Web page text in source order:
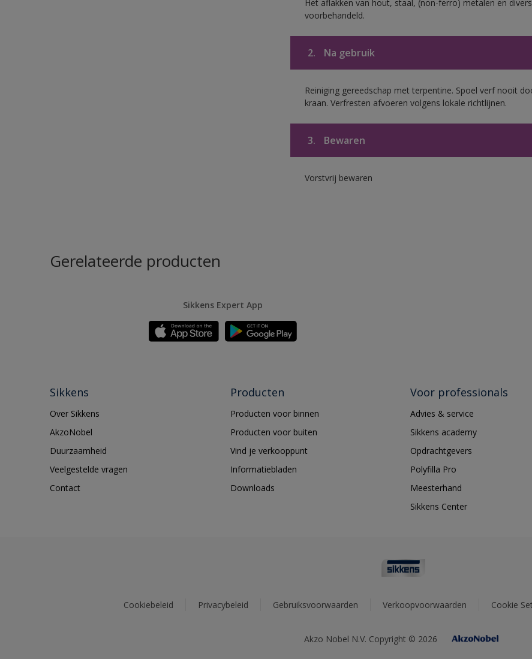
Het aflakken van hout, staal, (non-ferro) metalen en
voorbehandeld.
2. Na gebruik
Reiniging gereedschap met terpentine. Spoel verf nooit
kraan. Verfresten afvoeren volgens lokale richtlijnen.
3. Bewaren
Vorstvrij bewaren
Gerelateerde producten
Sikkens Expert App
Sikkens
Over Sikkens
AkzoNobel
Duurzaamheid
Veelgestelde vragen
Contact
Producten
Producten voor binnen
Producten voor buiten
Vind je verkooppunt
Informatiebladen
Downloads
Voor professionals
Advies & service
Sikkens academy
Opdrachtgevers
Polyfilla Pro
Meesterhand
Sikkens Center
Cookiebeleid Privacybeleid Gebruiksvoorwaarden Verkoopvoorwaarden Cookie
Akzo Nobel N.V. Copyright © 2026